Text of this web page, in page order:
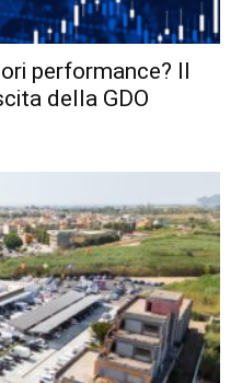
performance? Il
della GDO